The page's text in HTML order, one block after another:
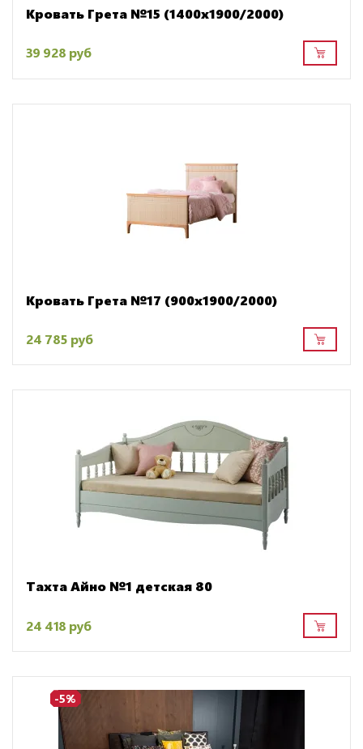
Кровать Грета №15 (1400х1900/2000)
39 928 руб
Кровать Грета №17 (900х1900/2000)
24 785 руб
Тахта Айно №1 детская 80
24 418 руб
-5%